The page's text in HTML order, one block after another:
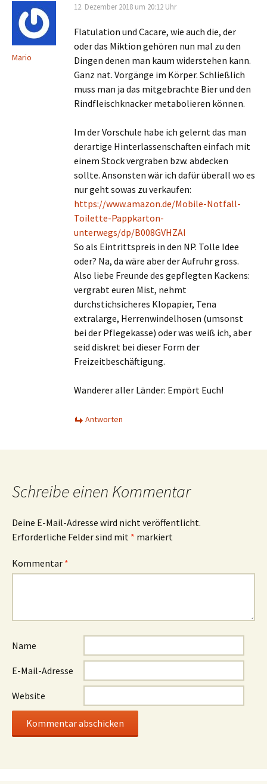
Mario
12. Dezember 2018 um 20:12 Uhr
Flatulation und Cacare, wie auch die, der
oder das Miktion gehören nun mal zu den
Dingen denen man kaum widerstehen kann.
Ganz nat. Vorgänge im Körper. Schließlich
muss man ja das mitgebrachte Bier und den
Rindfleischknacker metabolieren können.
Im der Vorschule habe ich gelernt das man
derartige Hinterlassenschaften einfach mit
einem Stock vergraben bzw. abdecken
sollte. Ansonsten wär ich dafür überall wo es
nur geht sowas zu verkaufen:
https://www.amazon.de/Mobile-Notfall-
Toilette-Pappkarton-
unterwegs/dp/B008GVHZAI
So als Eintrittspreis in den NP. Tolle Idee
oder? Na, da wäre aber der Aufruhr gross.
Also liebe Freunde des gepflegten Kackens:
vergrabt euren Mist, nehmt
durchstichsicheres Klopapier, Tena
extralarge, Herrenwindelhosen (umsonst
bei der Pflegekasse) oder was weiß ich, aber
seid diskret bei dieser Form der
Freizeitbeschäftigung.
Wanderer aller Länder: Empört Euch!
Antworten
Schreibe einen Kommentar
Deine E-Mail-Adresse wird nicht veröffentlicht.
Erforderliche Felder sind mit * markiert
Kommentar *
Name
E-Mail-Adresse
Website